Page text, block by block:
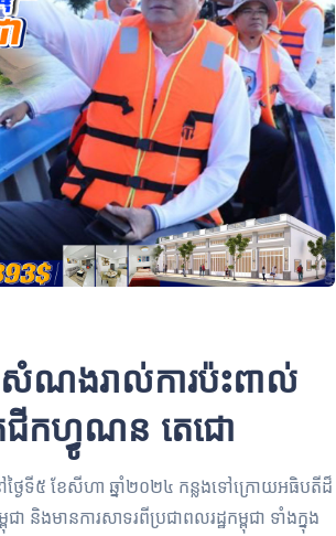
ល់​សំណង​រាល់​ការ​ប៉ះពាល់
ជីកហ្វូណន តេជោ
ថ្ងៃទី​៥ ខែសីហា ឆ្នាំ២០២៤ កន្លងទៅក្រោយអធិបតីដ៏
និង​មាន​ការ​សាទរ​ពី​ប្រជាពលរដ្ឋ​កម្ពុជា​ ទាំង​ក្នុង